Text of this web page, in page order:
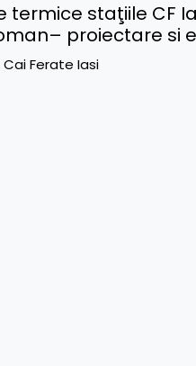
staţiile CF
proiectare si
Ferate Iasi